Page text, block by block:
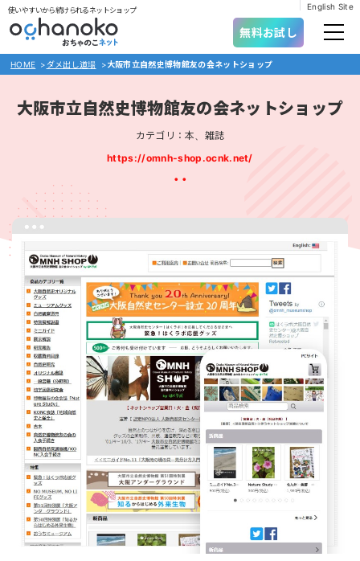
English Site
使いやすいから続けられるネットショップ
無料お試し
HOME > ダメ出し道場 >大阪市立自然史博物館友の会ネットショップ
大阪市立自然史博物館友の会ネットショップ
カテゴリ：本、雑誌
https://omnh-shop.ocnk.net/